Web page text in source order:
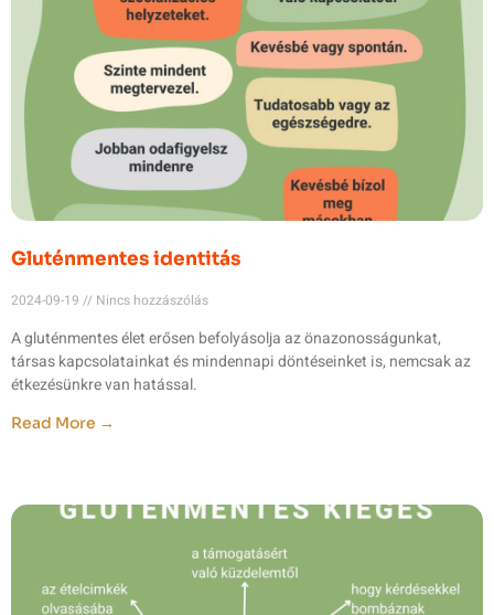
Gluténmentes identitás
2024-09-19 Nincs hozzászólás
A gluténmentes élet erősen befolyásolja az önazonosságunkat,
társas kapcsolatainkat és mindennapi döntéseinket is, nemcsak az
étkezésünkre van hatással.
Read More →